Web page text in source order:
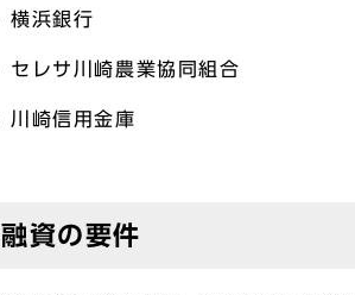
横浜銀行
セレサ川崎農業協同組合
川崎信用金庫
融資の要件